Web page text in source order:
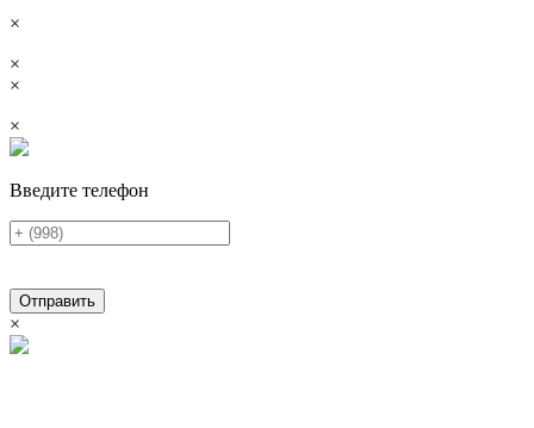
×
×
×
×
Введите телефон
Отправить
×